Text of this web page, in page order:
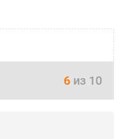
6 из 10